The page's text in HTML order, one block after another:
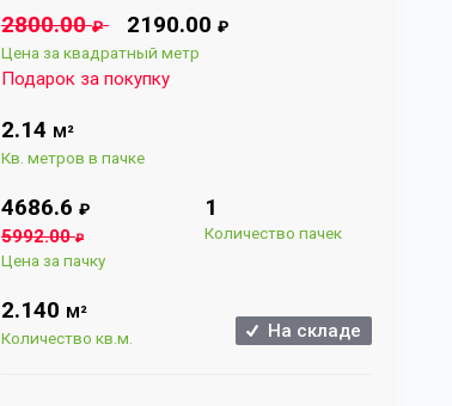
2800.00 ₽ 2190.00 ₽
Цена за квадратный метр
Подарок за покупку
2.14 М²
Кв. метров в пачке
4686.6 ₽
5992.00₽
Цена за пачку
1
Количество пачек
2.140 М²
Количество кв.м. На складе